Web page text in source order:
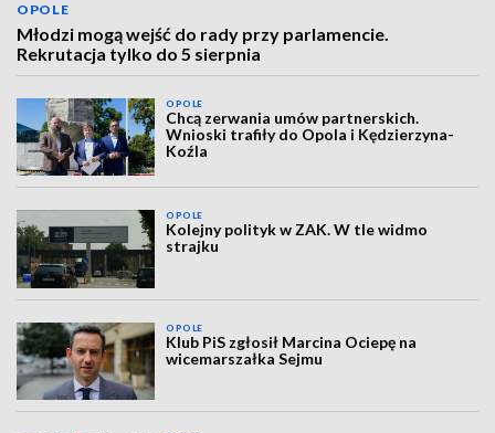
OPOLE
Młodzi mogą wejść do rady przy parlamencie.
Rekrutacja tylko do 5 sierpnia
OPOLE
Chcą zerwania umów partnerskich.
Wnioski trafiły do Opola i Kędzierzyna-
Koźla
OPOLE
Kolejny polityk w ZAK. W tle widmo
strajku
OPOLE
Klub PiS zgłosił Marcina Ociepę na
wicemarszałka Sejmu